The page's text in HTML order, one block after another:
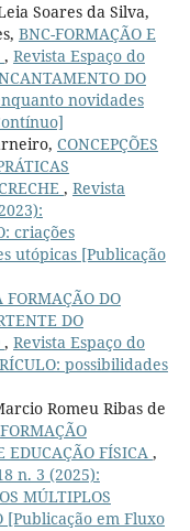
Soares da Silva,
BNC-FORMAÇÃO E
, Revista Espaço do
DO
novidades
CONCEPÇÕES
, Revista
criações
utópicas [Publicação
FORMAÇÃO DO
DO
, Revista Espaço do
possibilidades
Romeu Ribas de
FORMAÇÃO
EDUCAÇÃO FÍSICA ,
n. 3 (2025):
MÚLTIPLOS
[Publicação em Fluxo